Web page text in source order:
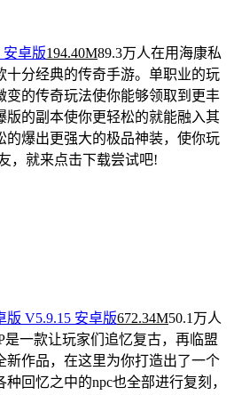
安卓版194.40M89.3万人在用 海康私
十分经典的传奇手游。单职业的玩
变的传奇玩法使你能够领取到更丰
版的副本使你更轻松的就能融入其
的爆出更强大的极品神装，使你玩
，就来点击下载尝试吧!
V5.9.15 安卓版672.34M50.1万人
是一款让玩家们追忆复古，再临盟
新作品，在这里为你打造出了一个
回忆之中的npc也全部进行复刻，